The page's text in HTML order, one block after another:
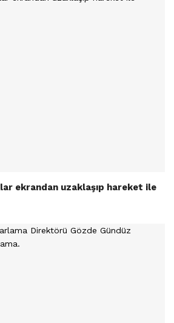
ekrandan uzaklaşıp hareket ile